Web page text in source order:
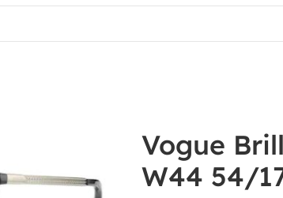
Vogue
W44 54/